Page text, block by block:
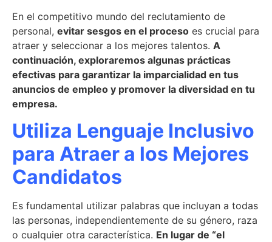
En el competitivo mundo del reclutamiento de
personal, evitar sesgos en el proceso es crucial para
atraer y seleccionar a los mejores talentos. A
continuación, exploraremos algunas prácticas
efectivas para garantizar la imparcialidad en tus
anuncios de empleo y promover la diversidad en tu
empresa.
Utiliza Lenguaje Inclusivo
para Atraer a los Mejores
Candidatos
Es fundamental utilizar palabras que incluyan a todas
las personas, independientemente de su género, raza
o cualquier otra característica. En lugar de “el